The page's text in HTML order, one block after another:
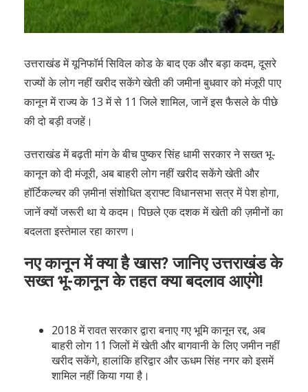
उत्तराखंड में यूनिफॉर्म सिविल कोड के बाद एक और बड़ा कदम, दूसरे
राज्यों के लोग नहीं खरीद सकेंगे खेती की जमीन! बुधवार को मंजूरी पाए
कानून में राज्य के 13 में से 11 जिले शामिल, जानें इस फैसले के पीछे
की दो बड़ी वजहें।
उत्तराखंड में बढ़ती मांग के बीच पुष्कर सिंह धामी सरकार ने सख्त भू-
कानून को दी मंजूरी, अब बाहरी लोग नहीं खरीद सकेंगे खेती और
हॉर्टिकल्चर की ज़मीन! संशोधित ड्राफ्ट विधानसभा सत्र में पेश होगा,
जानें क्यों जरूरी था ये कदम। पिछले एक दशक में खेती की ज़मीनों का
बदलता इस्तेमाल रहा कारण।
नए कानून में क्या है खास? जानिए उत्तराखंड के
सख्त भू-कानून के तहत क्या बदलाव आएंगे!
2018 में रावत सरकार द्वारा बनाए गए भूमि कानून रद्द, अब
बाहरी लोग 11 जिलों में खेती और बागवानी के लिए जमीन नहीं
खरीद सकेंगे, हालांकि हरिद्वार और ऊधम सिंह नगर को इसमें
शामिल नहीं किया गया है।